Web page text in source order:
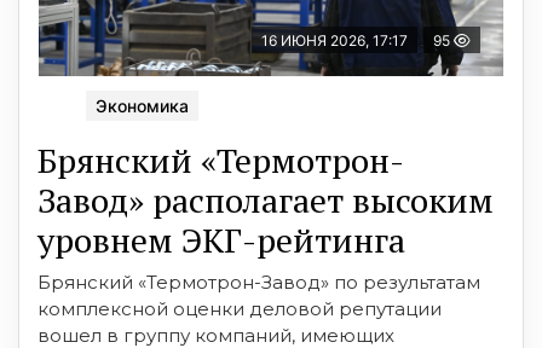
16 ИЮНЯ 2026, 17:17 95
Экономика
Брянский «Термотрон-
Завод» располагает высоким
уровнем ЭКГ-рейтинга
Брянский «Термотрон-Завод» по результатам
комплексной оценки деловой репутации
вошел в группу компаний, имеющих